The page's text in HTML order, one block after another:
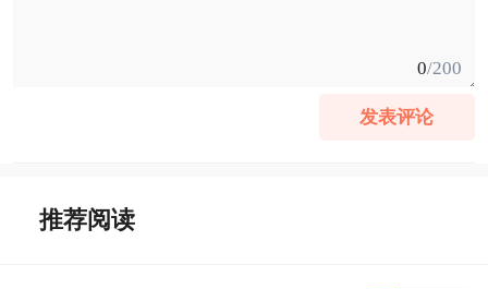
0/200
发表评论
推荐阅读